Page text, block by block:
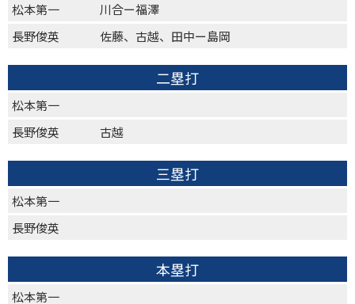
松本第一
川合ー福澤
長野俊英
佐藤、古越、田中ー島岡
二塁打
松本第一
長野俊英
古越
三塁打
松本第一
長野俊英
本塁打
松本第一